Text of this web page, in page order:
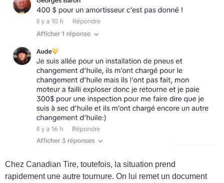
Chez Canadian Tire, toutefois, la situation prend
rapidement une autre tournure. On lui remet un document